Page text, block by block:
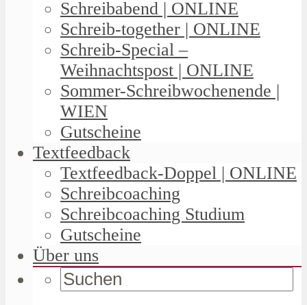
Schreibabend | ONLINE
Schreib-together | ONLINE
Schreib-Special –
Weihnachtspost | ONLINE
Sommer-Schreibwochenende |
WIEN
Gutscheine
Textfeedback
Textfeedback-Doppel | ONLINE
Schreibcoaching
Schreibcoaching Studium
Gutscheine
Über uns